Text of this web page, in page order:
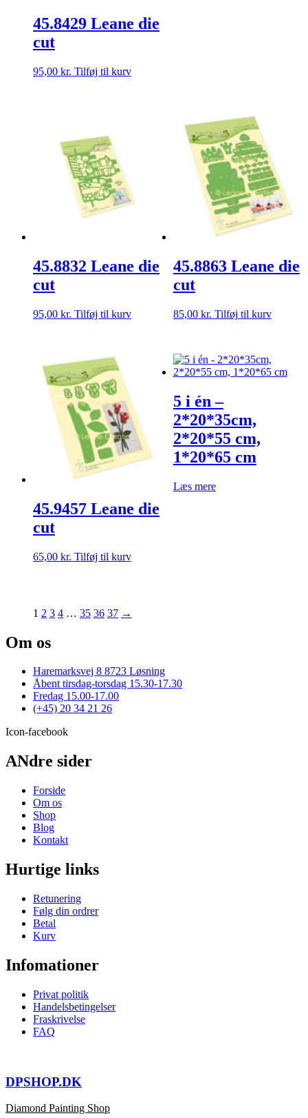
45.8429 Leane die
cut
95,00 kr. Tilføj til kurv
45.8832 Leane die
cut
95,00 kr. Tilføj til kurv
45.8863 Leane die
cut
85,00 kr. Tilføj til kurv
45.9457 Leane die
cut
65,00 kr. Tilføj til kurv
5 i én –
2*20*35cm,
2*20*55 cm,
1*20*65 cm
Læs mere
1 2 3 4 … 35 36 37 →
Om os
Haremarksvej 8 8723 Løsning
Åbent tirsdag-torsdag 15.30-17.30
Fredag 15.00-17.00
(+45) 20 34 21 26
Icon-facebook
ANdre sider
Forside
Om os
Shop
Blog
Kontakt
Hurtige links
Retunering
Følg din ordrer
Betal
Kurv
Infomationer
Privat politik
Handelsbetingelser
Fraskrivelse
FAQ
DPSHOP.DK
Diamond Painting Shop